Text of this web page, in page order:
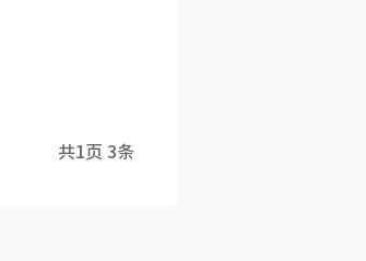
共1 页 3条